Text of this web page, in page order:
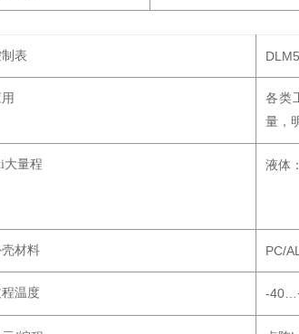
表
各类
量，
大量程 液体：
材料 PC/AL
温度 -